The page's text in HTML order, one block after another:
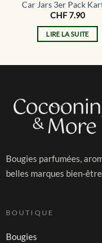
Car Jars 3er Pack
CHF7.90
LIRE LA SUITE
Bougies parfumées,
belles marques bien-
BOUTIQUE
Bougies